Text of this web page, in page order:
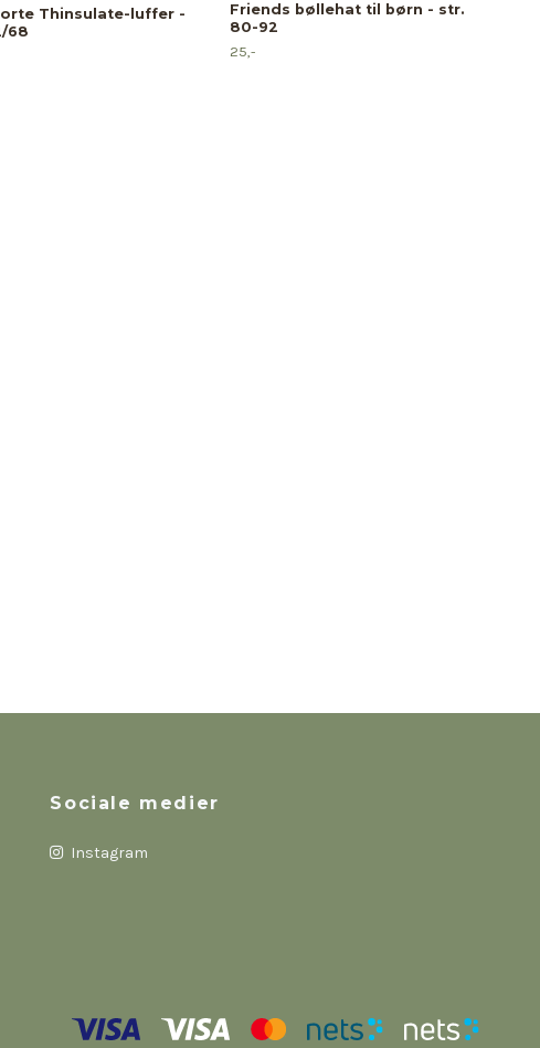
Thinsulate-luffer -
68
Friends bøllehat til børn - str.
80-92
25,-
Sociale medier
Instagram